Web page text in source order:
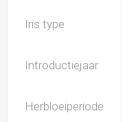
Iris type
Introductiejaar
Herbloeiperiode